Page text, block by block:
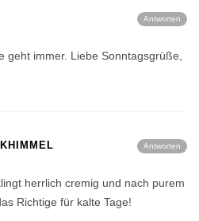
Antworten
geht immer. Liebe Sonntagsgrüße,
Antworten
herrlich cremig und nach purem
Richtige für kalte Tage!